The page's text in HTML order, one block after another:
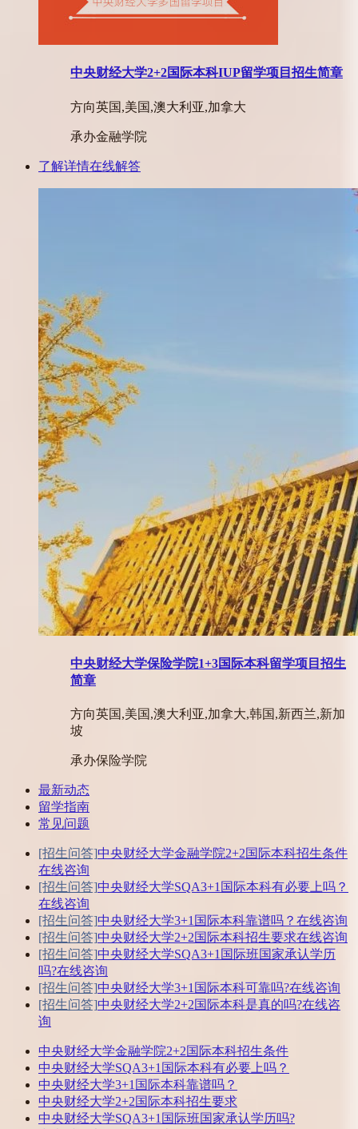
中央财经大学2+2国际本科IUP留学项目招生简章
方向英国,美国,澳大利亚,加拿大
承办金融学院
了解详情在线解答
中央财经大学保险学院1+3国际本科留学项目招生
简章
方向英国,美国,澳大利亚,加拿大,韩国,新西兰,新加
坡
承办保险学院
最新动态
留学指南
常见问题
[招生问答]中央财经大学金融学院2+2国际本科招生条件
在线咨询
[招生问答]中央财经大学SQA3+1国际本科有必要上吗？
在线咨询
[招生问答]中央财经大学3+1国际本科靠谱吗？ 在线咨询
[招生问答]中央财经大学2+2国际本科招生要求在线咨询
[招生问答]中央财经大学SQA3+1国际班国家承认学历
吗?在线咨询
[招生问答]中央财经大学3+1国际本科可靠吗?在线咨询
[招生问答]中央财经大学2+2国际本科是真的吗?在线咨
询
中央财经大学金融学院2+2国际本科招生条件
中央财经大学SQA3+1国际本科有必要上吗？
中央财经大学3+1国际本科靠谱吗？
中央财经大学2+2国际本科招生要求
中央财经大学SQA3+1国际班国家承认学历吗?